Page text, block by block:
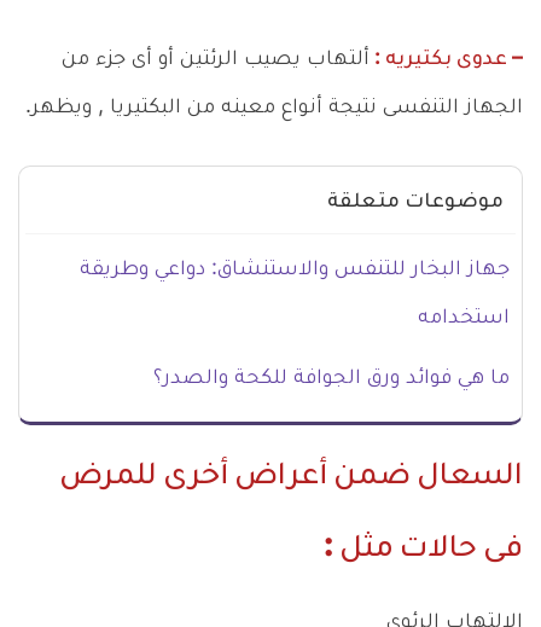
– عدوى بكتيريه : ألتهاب يصيب الرئتين أو أى جزء من
الجهاز التنفسى نتيجة أنواع معينه من البكتيريا , ويظهر.
موضوعات متعلقة
جهاز البخار للتنفس والاستنشاق: دواعي وطريقة
استخدامه
ما هي فوائد ورق الجوافة للكحة والصدر؟
السعال ضمن أعراض أخرى للمرض
فى حالات مثل :